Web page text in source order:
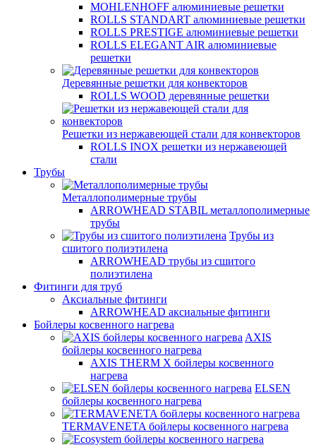
MOHLENHOFF алюминиевые решетки
ROLLS STANDART алюминиевые решетки
ROLLS PRESTIGE алюминиевые решетки
ROLLS ELEGANT AIR алюминиевые
решетки
Деревянные решетки для конвекторов
ROLLS WOOD деревянные решетки
Решетки из нержавеющей стали для конвекторов
ROLLS INOX решетки из нержавеющей
стали
Трубы
Металлополимерные трубы
ARROWHEAD STABIL металлополимерные
трубы
Трубы из
сшитого полиэтилена
ARROWHEAD трубы из сшитого
полиэтилена
Фитинги для труб
Аксиальные фитинги
ARROWHEAD аксиальные фитинги
Бойлеры косвенного нагрева
AXIS
бойлеры косвенного нагрева
AXIS THERM X бойлеры косвенного
нагрева
ELSEN
бойлеры косвенного нагрева
TERMAVENETA бойлеры косвенного нагрева